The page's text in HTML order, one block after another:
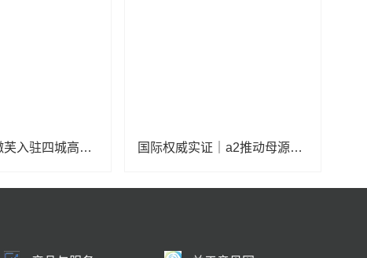
强强联合！嫩芙入驻四城高端月子会所，开启精致孕产护肤新体验 国际权威实证｜a2推动母源同型A2型蛋白质研究新高度，揭示母婴共同受益科研方案